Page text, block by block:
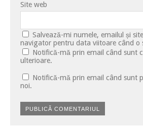
Site web
Salvează-mi numele, emailul și
navigator pentru data viitoare când o
Notifică-mă prin email când sunt
ulterioare.
Notifică-mă prin email când sunt
noi.